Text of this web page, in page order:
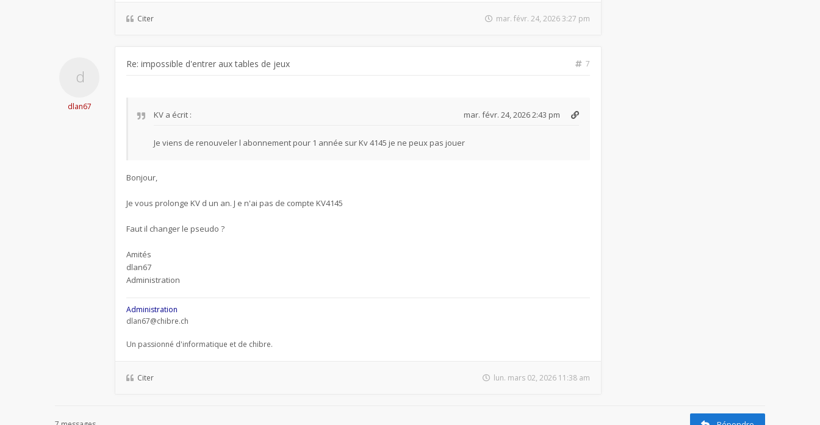
Citer mar. févr. 24, 2026 3:27 pm
dlan67
Re: impossible d'entrer aux tables de jeux 7
KV a écrit : mar. févr. 24, 2026 2:43 pm
Je viens de renouveler l abonnement pour 1 année sur Kv 4145 je ne peux pas jouer
Bonjour,
Je vous prolonge KV d un an. J e n'ai pas de compte KV4145
Faut il changer le pseudo ?
Amités
dlan67
Administration
Administration
dlan67@chibre.ch
Un passionné d'informatique et de chibre.
Citer lun. mars 02, 2026 11:38 am